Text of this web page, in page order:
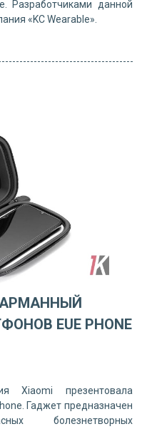
Разработчиками данной
«KC Wearable».
EUE PHONE
Xiaomi презентовала
Гаджет предназначен
болезнетворных